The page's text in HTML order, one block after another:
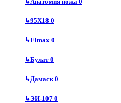
↳95Х18 0
↳Elmax 0
↳Булат0
↳Дамаск0
↳ЭИ-107 0